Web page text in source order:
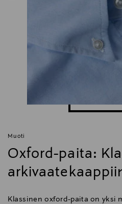
Muoti
Oxford-paita:
Klassinen oxford-paita on yksi